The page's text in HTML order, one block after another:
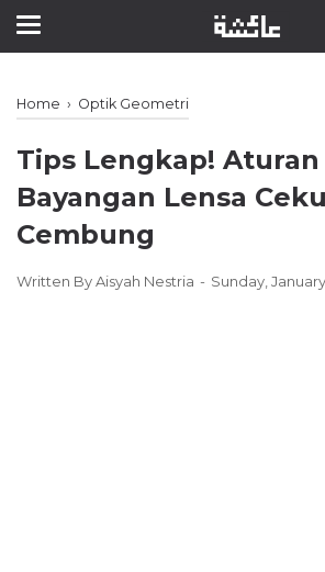
Home › Optik Geometri
Tips Lengkap!
Bayangan Lensa
Cembung
Written ByAisyah Nestria Sunday,